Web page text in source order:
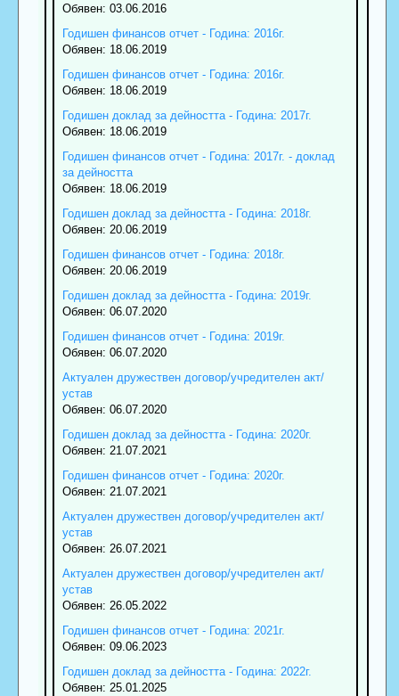
Обявен: 03.06.2016
Годишен финансов отчет - Година: 2016г.
Обявен: 18.06.2019
Годишен финансов отчет - Година: 2016г.
Обявен: 18.06.2019
Годишен доклад за дейността - Година: 2017г.
Обявен: 18.06.2019
Годишен финансов отчет - Година: 2017г. - доклад
за дейността
Обявен: 18.06.2019
Годишен доклад за дейността - Година: 2018г.
Обявен: 20.06.2019
Годишен финансов отчет - Година: 2018г.
Обявен: 20.06.2019
Годишен доклад за дейността - Година: 2019г.
Обявен: 06.07.2020
Годишен финансов отчет - Година: 2019г.
Обявен: 06.07.2020
Актуален дружествен договор/учредителен акт/
устав
Обявен: 06.07.2020
Годишен доклад за дейността - Година: 2020г.
Обявен: 21.07.2021
Годишен финансов отчет - Година: 2020г.
Обявен: 21.07.2021
Актуален дружествен договор/учредителен акт/
устав
Обявен: 26.07.2021
Актуален дружествен договор/учредителен акт/
устав
Обявен: 26.05.2022
Годишен финансов отчет - Година: 2021г.
Обявен: 09.06.2023
Годишен доклад за дейността - Година: 2022г.
Обявен: 25.01.2025